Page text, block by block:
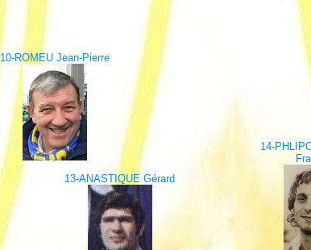
10-ROMEU Jean-Pierre
14-
13-ANASTIQUE Gérard